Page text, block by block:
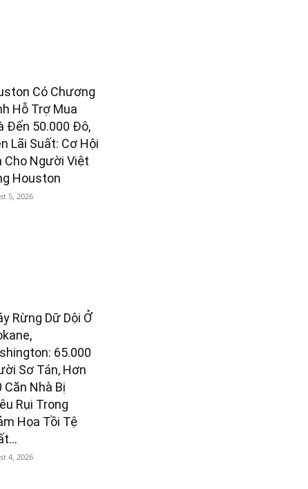
Có Chương
Hỗ Trợ Mua
Đến 50.000 Đô,
Lãi Suất: Cơ Hội
Cho Người Việt
Houston
5, 2026
Rừng Dữ Dội Ở
65.000
Sơ Tán, Hơn
Căn Nhà Bị
Rụi Trong
Họa Tồi Tệ
4, 2026